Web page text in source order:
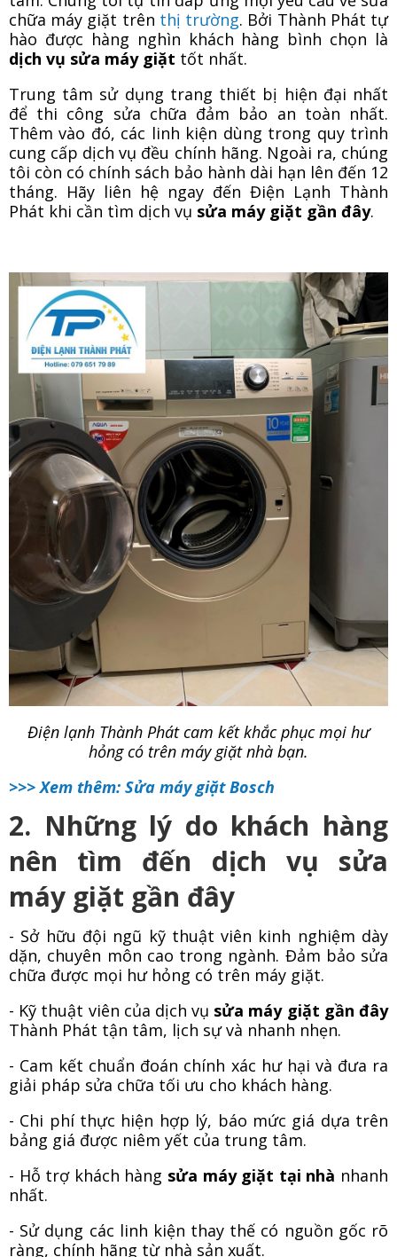
chữa máy giặt trên thị trường. Bởi Thành Phát tự
hào được hàng nghìn khách hàng bình chọn là
dịch vụ sửa máy giặt tốt nhất.
Trung tâm sử dụng trang thiết bị hiện đại nhất
để thi công sửa chữa đảm bảo an toàn nhất.
Thêm vào đó, các linh kiện dùng trong quy trình
cung cấp dịch vụ đều chính hãng. Ngoài ra, chúng
tôi còn có chính sách bảo hành dài hạn lên đến 12
tháng. Hãy liên hệ ngay đến Điện Lạnh Thành
Phát khi cần tìm dịch vụ sửa máy giặt gần đây.
Điện lạnh Thành Phát cam kết khắc phục mọi hư
hỏng có trên máy giặt nhà bạn.
>>> Xem thêm: Sửa máy giặt Bosch
2. Những lý do khách hàng
nên tìm đến dịch vụ sửa
máy giặt gần đây
- Sở hữu đội ngũ kỹ thuật viên kinh nghiệm dày
dặn, chuyên môn cao trong ngành. Đảm bảo sửa
chữa được mọi hư hỏng có trên máy giặt.
- Kỹ thuật viên của dịch vụ sửa máy giặt gần đây
Thành Phát tận tâm, lịch sự và nhanh nhẹn.
- Cam kết chuẩn đoán chính xác hư hại và đưa ra
giải pháp sửa chữa tối ưu cho khách hàng.
- Chi phí thực hiện hợp lý, báo mức giá dựa trên
bảng giá được niêm yết của trung tâm.
- Hỗ trợ khách hàng sửa máy giặt tại nhà nhanh
nhất.
- Sử dụng các linh kiện thay thế có nguồn gốc rõ
ràng, chính hãng từ nhà sản xuất.